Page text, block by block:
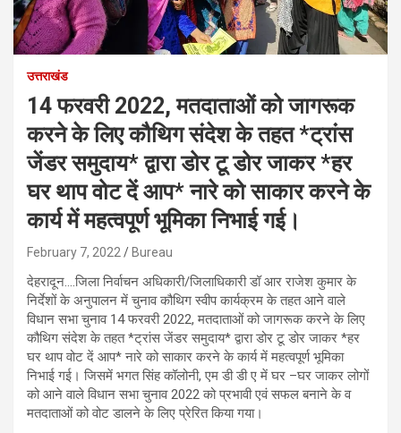
उत्तराखंड
14 फरवरी 2022, मतदाताओं को जागरूक
करने के लिए कौथिग संदेश के तहत *ट्रांस
जेंडर समुदाय* द्वारा डोर टू डोर जाकर *हर
घर थाप वोट दें आप* नारे को साकार करने के
कार्य में महत्वपूर्ण भूमिका निभाई गई।
February 7, 2022 Bureau
देहरादून….जिला निर्वाचन अधिकारी/जिलाधिकारी डॉ आर राजेश कुमार के
निर्देशों के अनुपालन में चुनाव कौथिग स्वीप कार्यक्रम के तहत आने वाले
विधान सभा चुनाव 14 फरवरी 2022, मतदाताओं को जागरूक करने के लिए
कौथिग संदेश के तहत *ट्रांस जेंडर समुदाय* द्वारा डोर टू डोर जाकर *हर
घर थाप वोट दें आप* नारे को साकार करने के कार्य में महत्वपूर्ण भूमिका
निभाई गई। जिसमें भगत सिंह कॉलोनी, एम डी डी ए में घर –घर जाकर लोगों
को आने वाले विधान सभा चुनाव 2022 को प्रभावी एवं सफल बनाने के व
मतदाताओं को वोट डालने के लिए प्रेरित किया गया।